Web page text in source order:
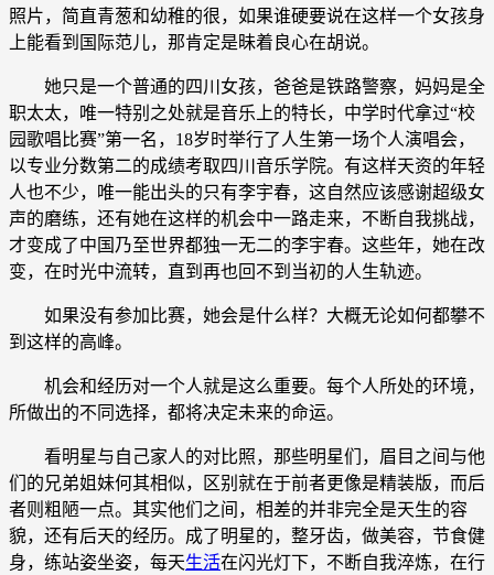
照片，简直青葱和幼稚的很，如果谁硬要说在这样一个女孩身
上能看到国际范儿，那肯定是昧着良心在胡说。
她只是一个普通的四川女孩，爸爸是铁路警察，妈妈是全
职太太，唯一特别之处就是音乐上的特长，中学时代拿过“校
园歌唱比赛”第一名，18岁时举行了人生第一场个人演唱会，
以专业分数第二的成绩考取四川音乐学院。有这样天资的年轻
人也不少，唯一能出头的只有李宇春，这自然应该感谢超级女
声的磨练，还有她在这样的机会中一路走来，不断自我挑战，
才变成了中国乃至世界都独一无二的李宇春。这些年，她在改
变，在时光中流转，直到再也回不到当初的人生轨迹。
如果没有参加比赛，她会是什么样？大概无论如何都攀不
到这样的高峰。
机会和经历对一个人就是这么重要。每个人所处的环境，
所做出的不同选择，都将决定未来的命运。
看明星与自己家人的对比照，那些明星们，眉目之间与他
们的兄弟姐妹何其相似，区别就在于前者更像是精装版，而后
者则粗陋一点。其实他们之间，相差的并非完全是天生的容
貌，还有后天的经历。成了明星的，整牙齿，做美容，节食健
身，练站姿坐姿，每天生活在闪光灯下，不断自我淬炼，在行